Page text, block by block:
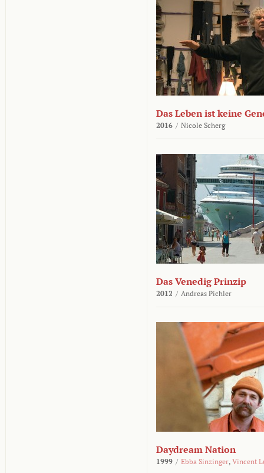
Das Leben ist keine
2016 / Nicole Scherg
Das Venedig Prinzip
2012 / Andreas Pichler
Daydream Nation
1999 / Ebba Sinzinger, Vincent